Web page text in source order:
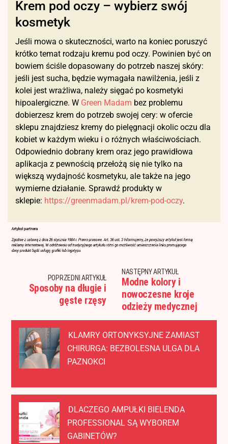
Krem pod oczy – wybierz swój
kosmetyk
Jeśli mowa o skuteczności, warto na koniec poruszyć
krótko temat rodzaju kremu pod oczy. Powinien być on
bowiem ściśle dopasowany do potrzeb naszej skóry:
jeśli jest sucha, będzie wymagała nawilżenia, jeśli z
kolei jest wrażliwa, należy sięgać po kosmetyki
hipoalergiczne. W Green Madam bez problemu
dobierzesz krem do potrzeb swojej cery: w ofercie
sklepu znajdziesz kremy do pielęgnacji okolic oczu dla
kobiet w każdym wieku i o różnych właściwościach.
Odpowiednio dobrany krem oraz jego prawidłowa
aplikacja z pewnością przełożą się nie tylko na
większą wydajność kosmetyku, ale także na jego
wymierne działanie. Sprawdź produkty w
sklepie: https://greenmadam.pl/krem-pod-oczy.
POPRZEDNI ARTYKUŁ
Sposoby na długie i
gęste rzęsy
NASTĘPNY ARTYKUŁ
Modne kolory i
nowoczesne kroje
odzieży medycznej
KLAMRY ORTONYKSYJNE ZAMIAST
CHIRURGA: BEZBOLESNA ULGA DLA
PAZNOKCI
DLACZEGO AMPUŁKI BIELENDA
PROFESSIONAL SĄ WYBOREM
GABINETÓW?